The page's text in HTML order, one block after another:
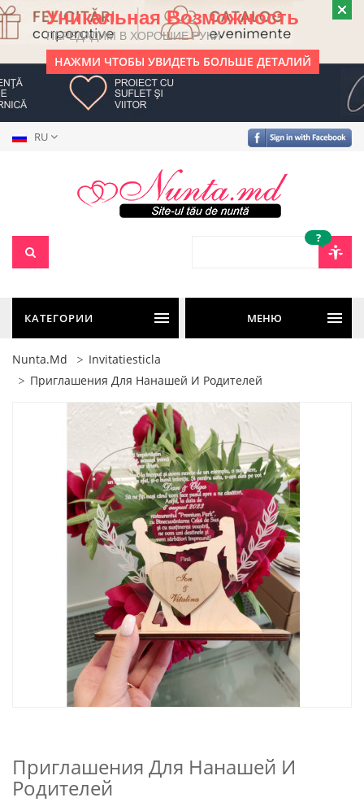
Уникальная Возможность
ПЕРЕДАДИМ В ХОРОШИЕ РУКИ
НАЖМИ ЧТОБЫ УВИДЕТЬ БОЛЬШЕ ДЕТАЛИЙ
RU
?
КАТЕГОРИИ МЕНЮ
Nunta.md
Invitatiesticla
Приглашения Для Нанашей И Родителей
Приглашения Для Нанашей И
Родителей